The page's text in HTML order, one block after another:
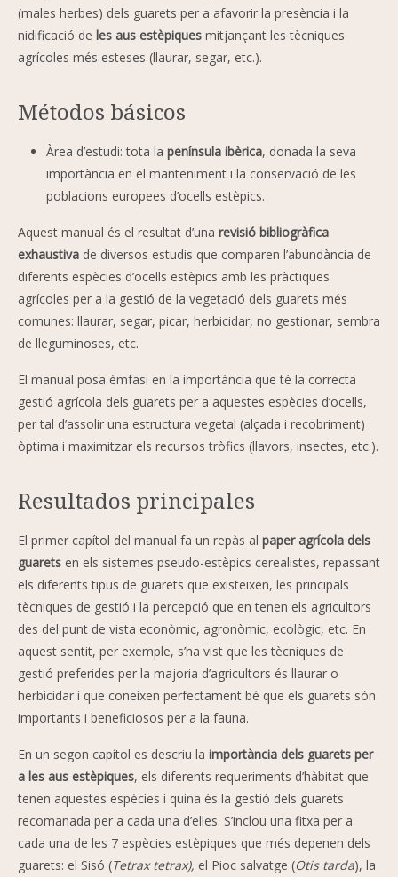
(males herbes) dels guarets per a afavorir la presència i la
nidificació de les aus estèpiques mitjançant les tècniques
agrícoles més esteses (llaurar, segar, etc.).
Métodos básicos
Àrea d’estudi: tota la península ibèrica, donada la seva
importància en el manteniment i la conservació de les
poblacions europees d’ocells estèpics.
Aquest manual és el resultat d’una revisió bibliogràfica
exhaustiva de diversos estudis que comparen l’abundància de
diferents espècies d’ocells estèpics amb les pràctiques
agrícoles per a la gestió de la vegetació dels guarets més
comunes: llaurar, segar, picar, herbicidar, no gestionar, sembra
de lleguminoses, etc.
El manual posa èmfasi en la importància que té la correcta
gestió agrícola dels guarets per a aquestes espècies d’ocells,
per tal d’assolir una estructura vegetal (alçada i recobriment)
òptima i maximitzar els recursos tròfics (llavors, insectes, etc.).
Resultados principales
El primer capítol del manual fa un repàs al paper agrícola dels
guarets en els sistemes pseudo-estèpics cerealistes, repassant
els diferents tipus de guarets que existeixen, les principals
tècniques de gestió i la percepció que en tenen els agricultors
des del punt de vista econòmic, agronòmic, ecològic, etc. En
aquest sentit, per exemple, s’ha vist que les tècniques de
gestió preferides per la majoria d’agricultors és llaurar o
herbicidar i que coneixen perfectament bé que els guarets són
importants i beneficiosos per a la fauna.
En un segon capítol es descriu la importància dels guarets per
a les aus estèpiques, els diferents requeriments d’hàbitat que
tenen aquestes espècies i quina és la gestió dels guarets
recomanada per a cada una d’elles. S’inclou una fitxa per a
cada una de les 7 espècies estèpiques que més depenen dels
guarets: el Sisó (Tetrax tetrax), el Pioc salvatge (Otis tarda), la